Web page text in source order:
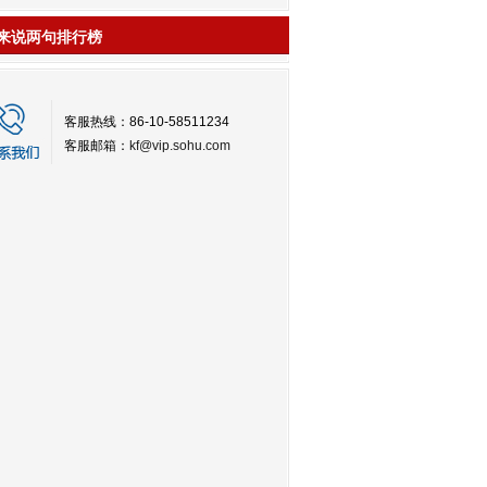
说两句排行榜
客服热线：86-10-58511234
客服邮箱： kf@vip.sohu.com